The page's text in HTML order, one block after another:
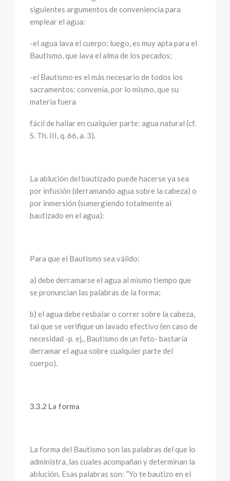
siguientes argumentos de conveniencia para
emplear el agua:
-el agua lava el cuerpo; luego, es muy apta para el
Bautismo, que lava el alma de los pecados;
-el Bautismo es el más necesario de todos los
sacramentos: convenía, por lo mismo, que su
materia fuera
fácil de hallar en cualquier parte: agua natural (cf.
S. Th. III, q. 66, a. 3).
La ablución del bautizado puede hacerse ya sea
por infusión (derramando agua sobre la cabeza) o
por inmersión (sumergiendo totalmente al
bautizado en el agua):
Para que el Bautismo sea válido:
a) debe derramarse el agua al mismo tiempo que
se pronuncian las palabras de la forma;
b) el agua debe resbalar o correr sobre la cabeza,
tal que se verifique un lavado efectivo (en caso de
necesidad -p. ej., Bautismo de un feto- bastaría
derramar el agua sobre cualquier parte del
cuerpo).
3.3.2 La forma
La forma del Bautismo son las palabras del que lo
administra, las cuales acompañan y determinan la
ablución. Esas palabras son: “Yo te bautizo en el